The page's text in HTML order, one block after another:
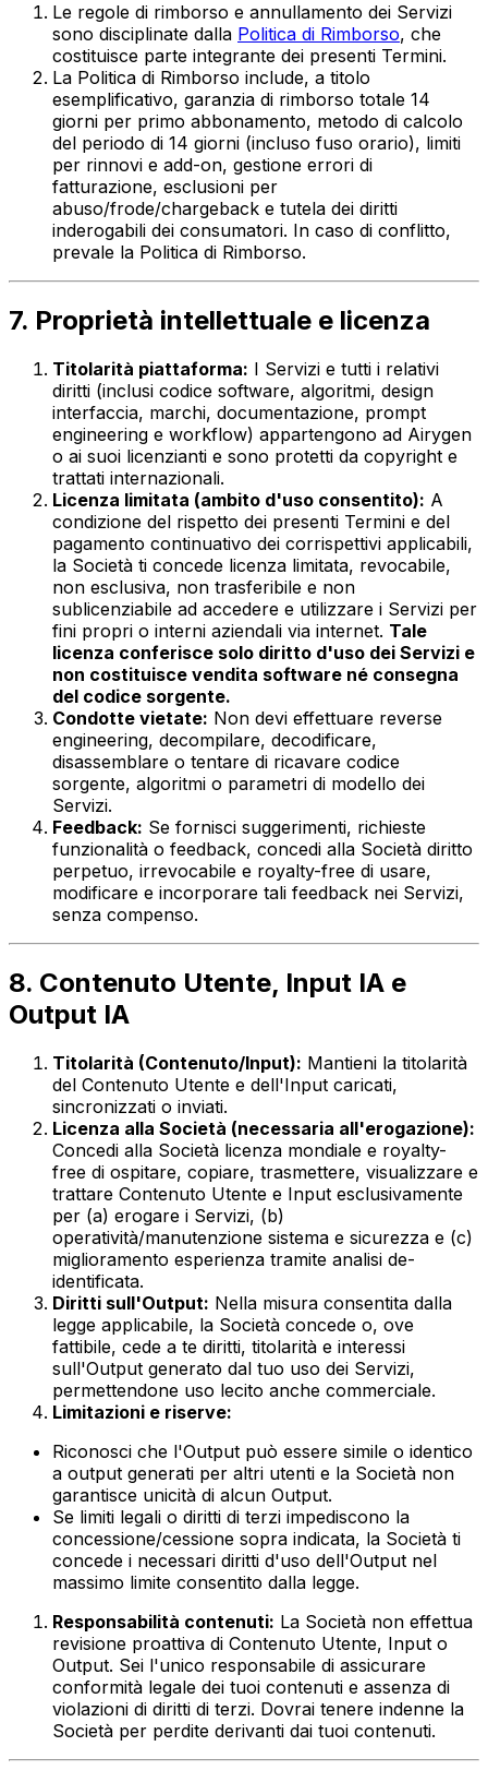
Le regole di rimborso e annullamento dei Servizi
sono disciplinate dalla Politica di Rimborso, che
costituisce parte integrante dei presenti Termini.
La Politica di Rimborso include, a titolo
esemplificativo, garanzia di rimborso totale 14
giorni per primo abbonamento, metodo di calcolo
del periodo di 14 giorni (incluso fuso orario), limiti
per rinnovi e add-on, gestione errori di
fatturazione, esclusioni per
abuso/frode/chargeback e tutela dei diritti
inderogabili dei consumatori. In caso di conflitto,
prevale la Politica di Rimborso.
7. Proprietà intellettuale e licenza
Titolarità piattaforma: I Servizi e tutti i relativi
diritti (inclusi codice software, algoritmi, design
interfaccia, marchi, documentazione, prompt
engineering e workflow) appartengono ad Airygen
o ai suoi licenzianti e sono protetti da copyright e
trattati internazionali.
Licenza limitata (ambito d'uso consentito): A
condizione del rispetto dei presenti Termini e del
pagamento continuativo dei corrispettivi applicabili,
la Società ti concede licenza limitata, revocabile,
non esclusiva, non trasferibile e non
sublicenziabile ad accedere e utilizzare i Servizi per
fini propri o interni aziendali via internet. Tale
licenza conferisce solo diritto d'uso dei Servizi e
non costituisce vendita software né consegna
del codice sorgente.
Condotte vietate: Non devi effettuare reverse
engineering, decompilare, decodificare,
disassemblare o tentare di ricavare codice
sorgente, algoritmi o parametri di modello dei
Servizi.
Feedback: Se fornisci suggerimenti, richieste
funzionalità o feedback, concedi alla Società diritto
perpetuo, irrevocabile e royalty-free di usare,
modificare e incorporare tali feedback nei Servizi,
senza compenso.
8. Contenuto Utente, Input IA e
Output IA
Titolarità (Contenuto/Input): Mantieni la titolarità
del Contenuto Utente e dell'Input caricati,
sincronizzati o inviati.
Licenza alla Società (necessaria all'erogazione):
Concedi alla Società licenza mondiale e royalty-
free di ospitare, copiare, trasmettere, visualizzare e
trattare Contenuto Utente e Input esclusivamente
per (a) erogare i Servizi, (b)
operatività/manutenzione sistema e sicurezza e (c)
miglioramento esperienza tramite analisi de-
identificata.
Diritti sull'Output: Nella misura consentita dalla
legge applicabile, la Società concede o, ove
fattibile, cede a te diritti, titolarità e interessi
sull'Output generato dal tuo uso dei Servizi,
permettendone uso lecito anche commerciale.
Limitazioni e riserve:
Riconosci che l'Output può essere simile o identico
a output generati per altri utenti e la Società non
garantisce unicità di alcun Output.
Se limiti legali o diritti di terzi impediscono la
concessione/cessione sopra indicata, la Società ti
concede i necessari diritti d'uso dell'Output nel
massimo limite consentito dalla legge.
Responsabilità contenuti: La Società non effettua
revisione proattiva di Contenuto Utente, Input o
Output. Sei l'unico responsabile di assicurare
conformità legale dei tuoi contenuti e assenza di
violazioni di diritti di terzi. Dovrai tenere indenne la
Società per perdite derivanti dai tuoi contenuti.